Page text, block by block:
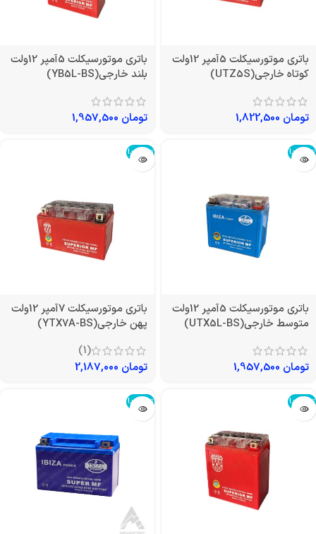
باتری موتورسیکلت 5آمپر 12ولت
کوتاه خارجی(UTZ5S)
تومان
باتری موتورسیکلت 5آمپر 12ولت
بلند خارجی(YB5L-BS)
تومان
تمام شد!
باتری موتورسیکلت 5آمپر 12ولت
متوسط خارجی(UTX5L-BS)
تومان
تمام شد!
باتری موتورسیکلت 7آمپر 12ولت
پهن خارجی(YTX7A-BS)
(1)
تومان
تمام شد! تمام شد!